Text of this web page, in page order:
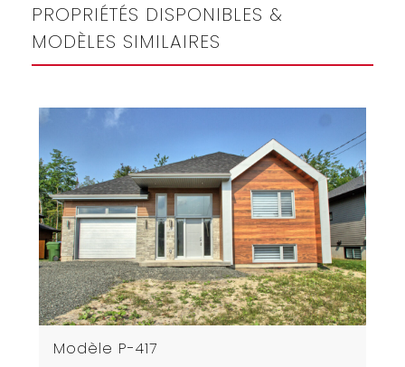
PROPRIÉTÉS DISPONIBLES &
MODÈLES SIMILAIRES
Modèle P-417